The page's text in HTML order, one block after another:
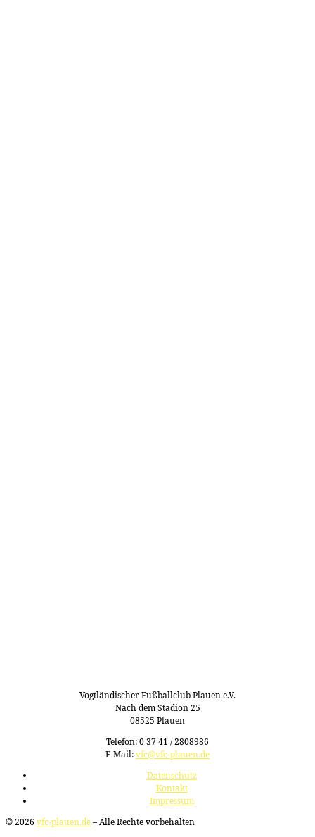
Vogtländischer Fußballclub Plauen e.V.
Nach dem Stadion 25
08525 Plauen
Telefon: 0 37 41 / 2808986
E-Mail:vfc@vfc-plauen.de
Datenschutz
Kontakt
Impressum
© 2026 vfc-plauen.de– Alle Rechte vorbehalten